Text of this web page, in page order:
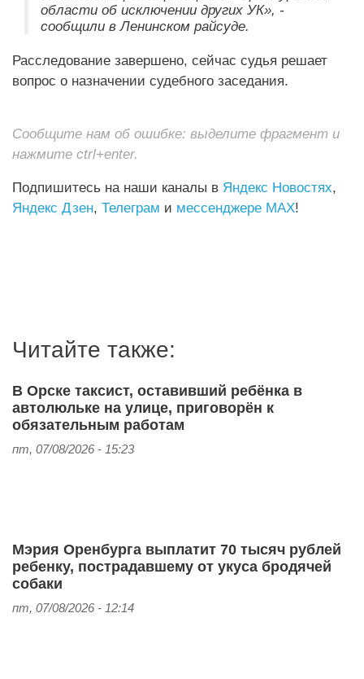
области об исключении других УК», -
сообщили в Ленинском райсуде.
Расследование завершено, сейчас судья решает
вопрос о назначении судебного заседания.
Сообщите нам об ошибке: выделите фрагмент и
нажмите ctrl+enter.
Подпишитесь на наши каналы в Яндекс Новостях,
Яндекс Дзен, Телеграм и мессенджере MAX!
Читайте также:
В Орске таксист, оставивший ребёнка в
автолюльке на улице, приговорён к
обязательным работам
пт, 07/08/2026 - 15:23
Мэрия Оренбурга выплатит 70 тысяч рублей
ребенку, пострадавшему от укуса бродячей
собаки
пт, 07/08/2026 - 12:14